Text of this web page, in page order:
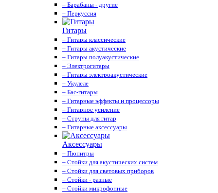
– Барабаны - другие
– Перкуссия
Гитары
– Гитары классические
– Гитары акустические
– Гитары полуакустические
– Электрогитары
– Гитары электроакустические
– Укулеле
– Бас-гитары
– Гитарные эффекты и процессоры
– Гитарное усиление
– Струны для гитар
– Гитарные аксессуары
Аксессуары
– Пюпитры
– Стойки для акустических систем
– Стойки для световых приборов
– Стойки - разные
– Стойки микрофонные